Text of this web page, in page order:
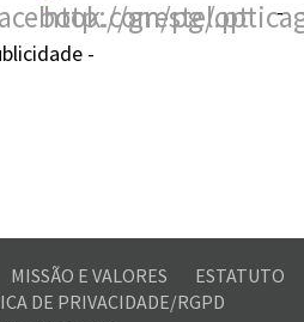
-
-
MISSÃO E VALORES
ESTATUTO
DE PRIVACIDADE/RGPD